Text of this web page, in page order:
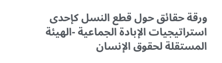
ورقة حقائق حول قطع النسل كإحدى
استراتيجيات الإبادة الجماعية -الهيئة
المستقلة لحقوق الإنسان